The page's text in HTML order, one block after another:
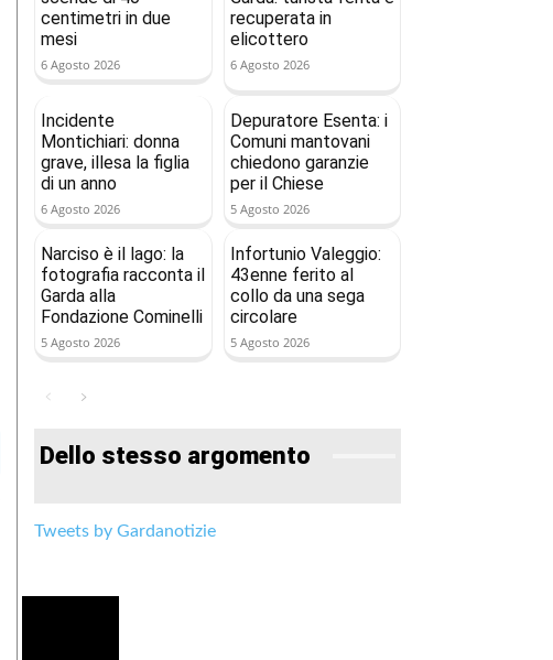
centimetri in due
mesi
6 Agosto 2026
recuperata in
elicottero
6 Agosto 2026
Incidente
Montichiari: donna
grave, illesa la figlia
di un anno
6 Agosto 2026
Depuratore Esenta: i
Comuni mantovani
chiedono garanzie
per il Chiese
5 Agosto 2026
Narciso è il lago: la
fotografia racconta il
Garda alla
Fondazione Cominelli
5 Agosto 2026
Infortunio Valeggio:
43enne ferito al
collo da una sega
circolare
5 Agosto 2026
Dello stesso argomento
Tweets by Gardanotizie